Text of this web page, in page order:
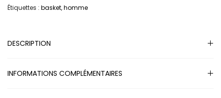
Étiquettes : basket,homme
DESCRIPTION
INFORMATIONS COMPLÉMENTAIRES